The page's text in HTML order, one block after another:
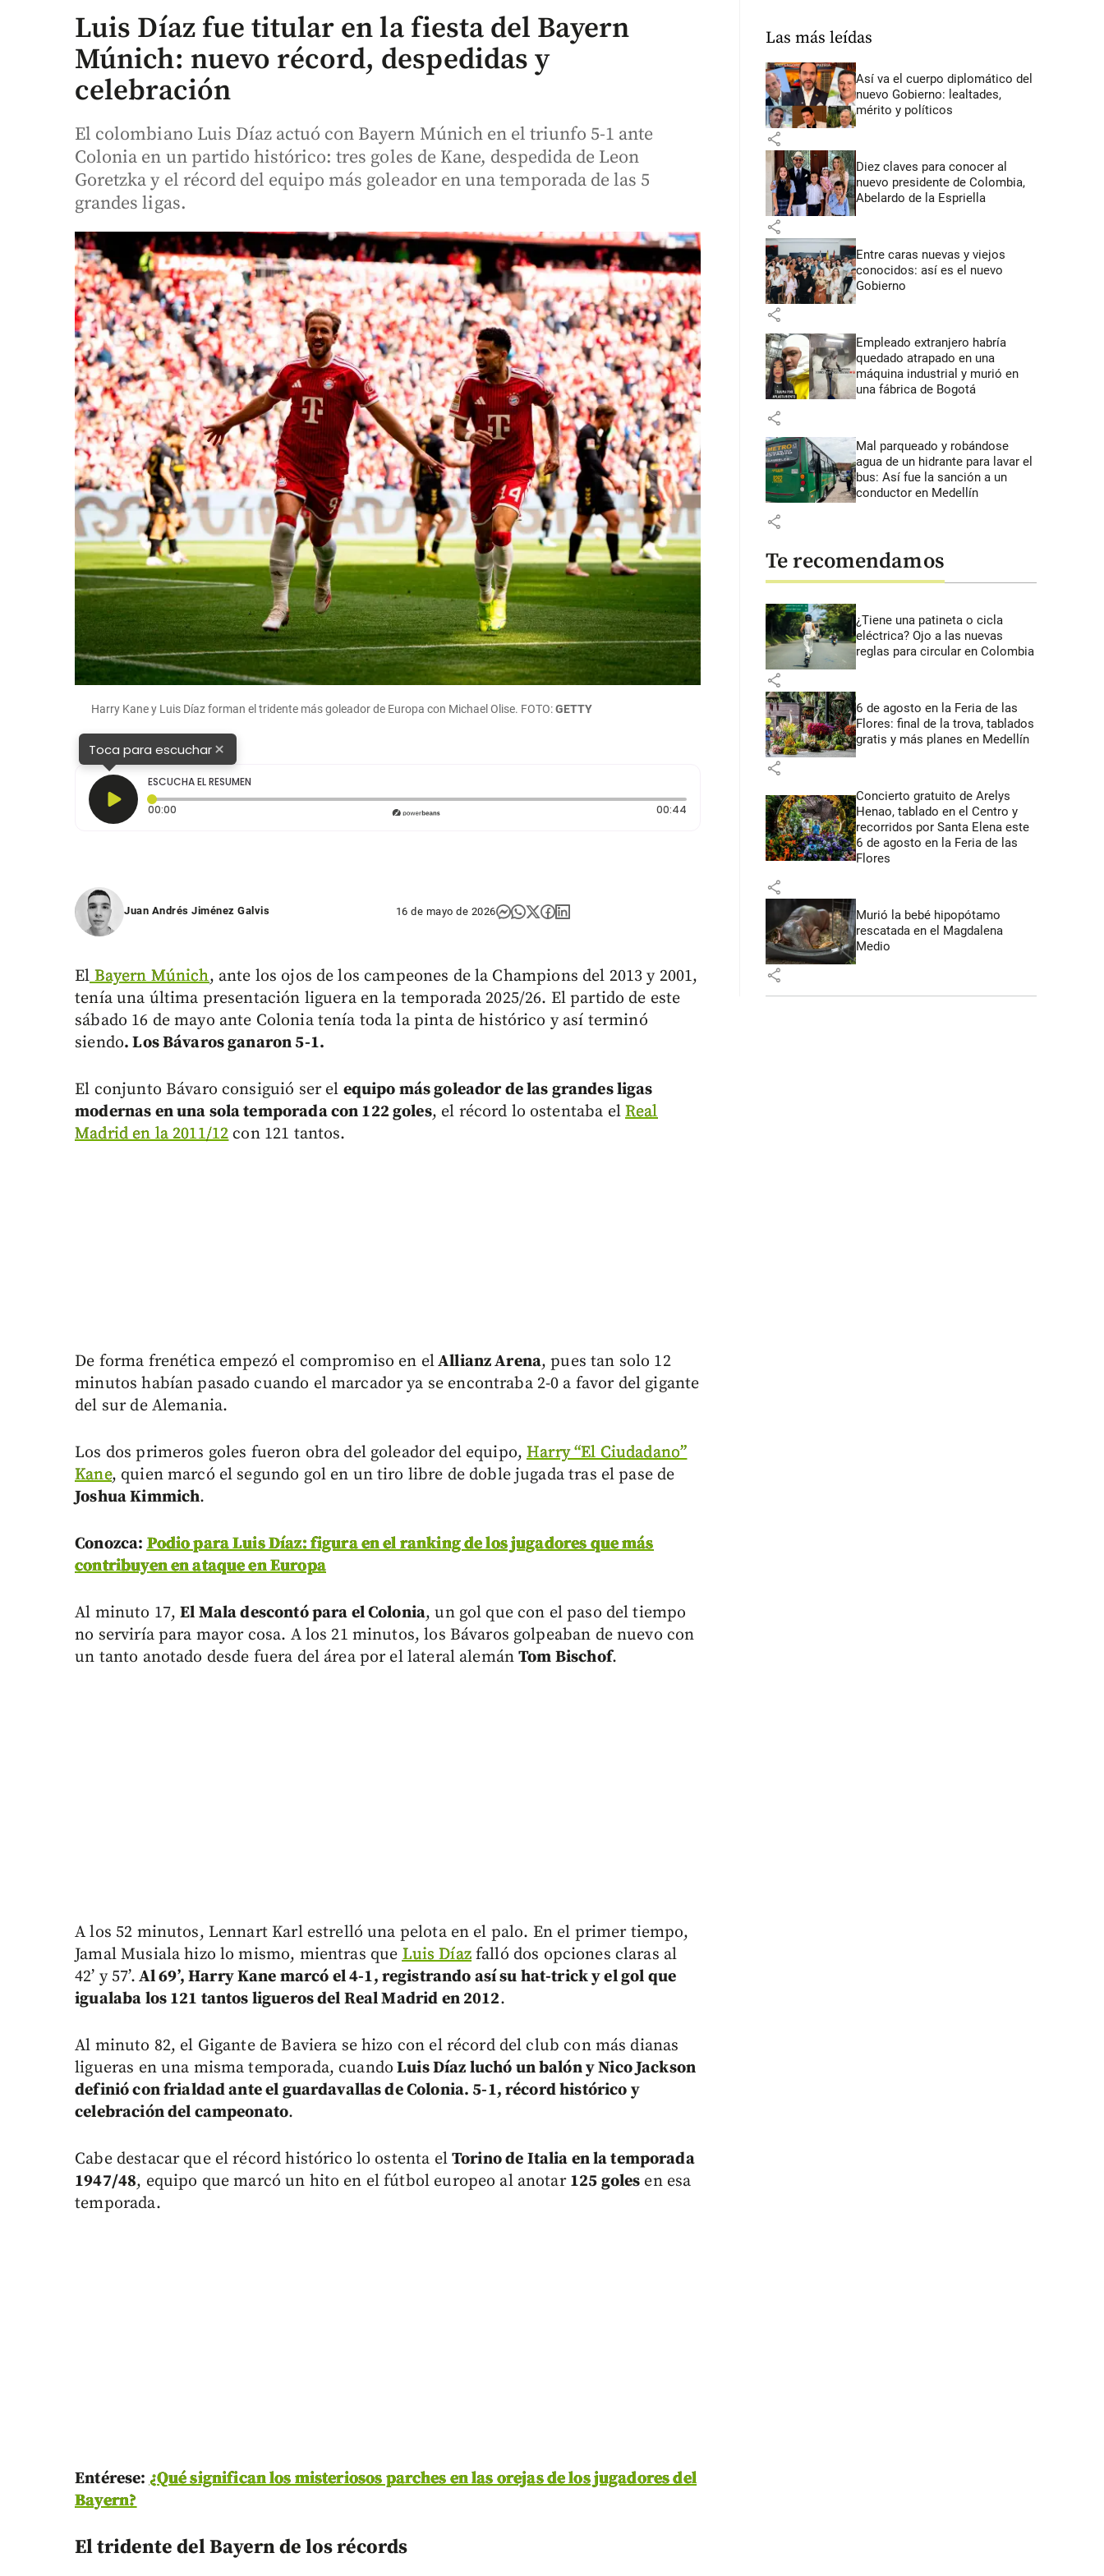
Luis Díaz fue titular en la fiesta del Bayern
Múnich: nuevo récord, despedidas y
celebración
El colombiano Luis Díaz actuó con Bayern Múnich en el triunfo 5-1 ante
Colonia en un partido histórico: tres goles de Kane, despedida de Leon
Goretzka y el récord del equipo más goleador en una temporada de las 5
grandes ligas.
Harry Kane y Luis Díaz forman el tridente más goleador de Europa con Michael Olise. FOTO:GETTY
Toca para escuchar×
ESCUCHA EL RESUMEN
00:00
00:44Duración: 44 segundos
Juan Andrés Jiménez Galvis 16 de mayo de 2026
ElBayern Múnich, ante los ojos de los campeones de la Champions del 2013 y 2001,
tenía una última presentación liguera en la temporada 2025/26. El partido de este
sábado 16 de mayo ante Colonia tenía toda la pinta de histórico y así terminó
siendo. Los Bávaros ganaron 5-1.
El conjunto Bávaro consiguió ser el equipo más goleador de las grandes ligas
modernas en una sola temporada con 122 goles, el récord lo ostentaba el Real
Madrid en la 2011/12con 121 tantos.
De forma frenética empezó el compromiso en elAllianz Arena, pues tan solo 12
minutos habían pasado cuando el marcador ya se encontraba 2-0 a favor del gigante
del sur de Alemania.
Los dos primeros goles fueron obra del goleador del equipo,Harry “El Ciudadano”
Kane, quien marcó el segundo gol en un tiro libre de doble jugada tras el pase de
Joshua Kimmich.
Conozca:Podio para Luis Díaz: figura en el ranking de los jugadores que más
contribuyen en ataque en Europa
Al minuto 17,El Mala descontó para el Colonia, un gol que con el paso del tiempo
no serviría para mayor cosa. A los 21 minutos, los Bávaros golpeaban de nuevo con
un tanto anotado desde fuera del área por el lateral alemánTom Bischof.
A los 52 minutos, Lennart Karl estrelló una pelota en el palo. En el primer tiempo,
Jamal Musiala hizo lo mismo, mientras queLuis Díazfalló dos opciones claras al
42’ y 57’. Al 69’, Harry Kane marcó el 4-1, registrando así su hat-trick y el gol que
igualaba los 121 tantos ligueros del Real Madrid en 2012.
Al minuto 82, el Gigante de Baviera se hizo con el récord del club con más dianas
ligueras en una misma temporada, cuando Luis Díaz luchó un balón y Nico Jackson
definió con frialdad ante el guardavallas de Colonia. 5-1, récord histórico y
celebración del campeonato.
Cabe destacar que el récord histórico lo ostenta el Torino de Italia en la temporada
1947/48, equipo que marcó un hito en el fútbol europeo al anotar 125 goles en esa
temporada.
Entérese:¿Qué significan los misteriosos parches en las orejas de los jugadores del
Bayern?
El tridente del Bayern de los récords
Las más leídas
Así va el cuerpo diplomático del
nuevo Gobierno: lealtades,
mérito y políticos
share
Diez claves para conocer al
nuevo presidente de Colombia,
Abelardo de la Espriella
share
Entre caras nuevas y viejos
conocidos: así es el nuevo
Gobierno
share
Empleado extranjero habría
quedado atrapado en una
máquina industrial y murió en
una fábrica de Bogotá
share
Mal parqueado y robándose
agua de un hidrante para lavar el
bus: Así fue la sanción a un
conductor en Medellín
share
Te recomendamos
¿Tiene una patineta o cicla
eléctrica? Ojo a las nuevas
reglas para circular en Colombia
share
6 de agosto en la Feria de las
Flores: final de la trova, tablados
gratis y más planes en Medellín
share
Concierto gratuito de Arelys
Henao, tablado en el Centro y
recorridos por Santa Elena este
6 de agosto en la Feria de las
Flores
share
Murió la bebé hipopótamo
rescatada en el Magdalena
Medio
share